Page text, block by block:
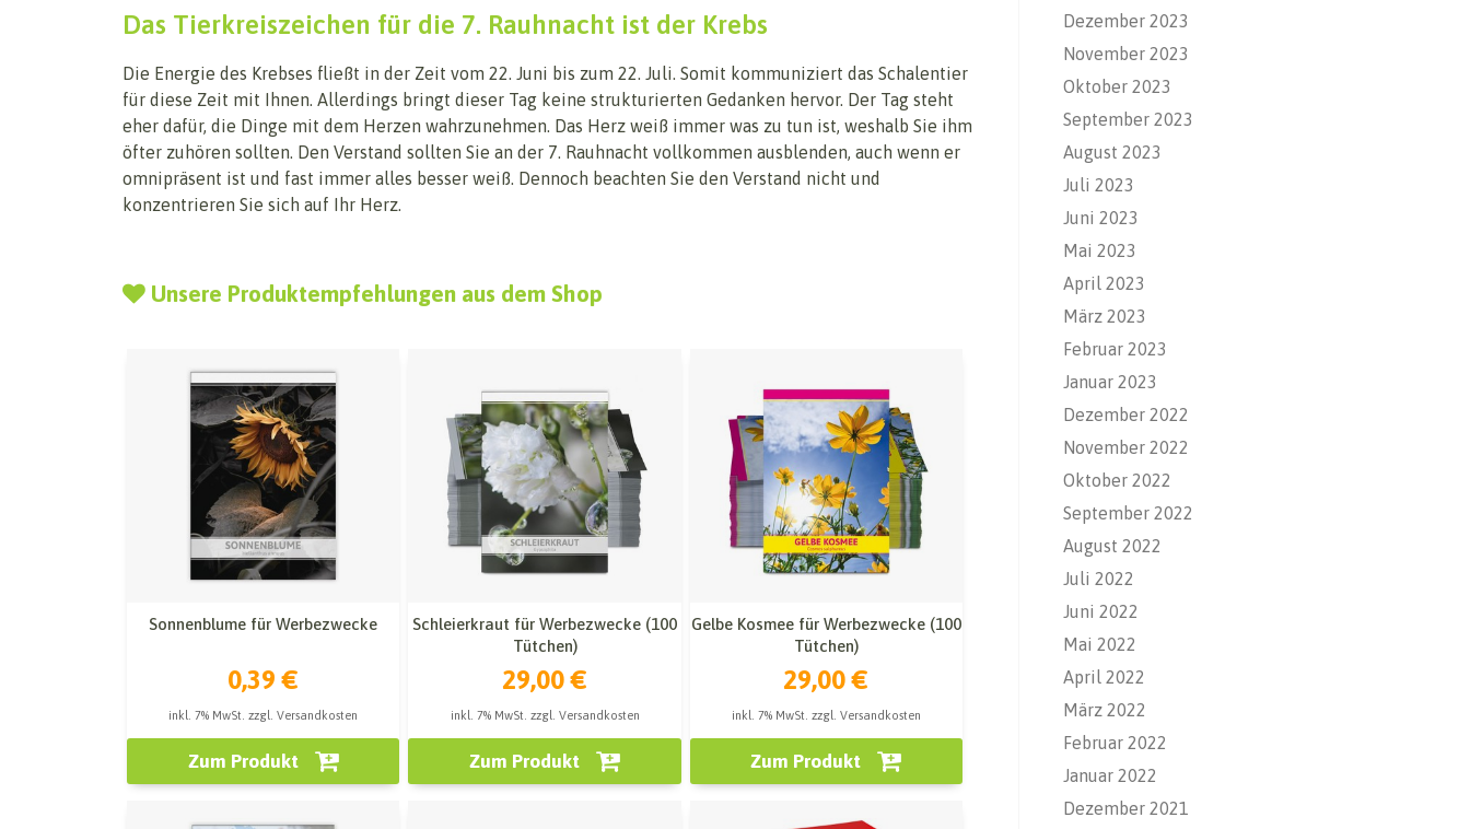
Das Tierkreiszeichen für die 7. Rauhnacht ist der Krebs
Die Energie des Krebses fließt in der Zeit vom 22. Juni bis zum 22. Juli. Somit kommuniziert das Schalentier
für diese Zeit mit Ihnen. Allerdings bringt dieser Tag keine strukturierten Gedanken hervor. Der Tag steht
eher dafür, die Dinge mit dem Herzen wahrzunehmen. Das Herz weiß immer was zu tun ist, weshalb Sie ihm
öfter zuhören sollten. Den Verstand sollten Sie an der 7. Rauhnacht vollkommen ausblenden, auch wenn er
omnipräsent ist und fast immer alles besser weiß. Dennoch beachten Sie den Verstand nicht und
konzentrieren Sie sich auf Ihr Herz.
Unsere Produktempfehlungen aus dem Shop
Sonnenblume für Werbezwecke
0,39 €
inkl. 7% MwSt. zzgl. Versandkosten
Zum Produkt
Schleierkraut für Werbezwecke (100
Tütchen)
29,00 €
inkl. 7% MwSt. zzgl. Versandkosten
Zum Produkt
Gelbe Kosmee für Werbezwecke (100
Tütchen)
29,00 €
inkl. 7% MwSt. zzgl. Versandkosten
Zum Produkt
Dezember 2023
November 2023
Oktober 2023
September 2023
August 2023
Juli 2023
Juni 2023
Mai 2023
April 2023
März 2023
Februar 2023
Januar 2023
Dezember 2022
November 2022
Oktober 2022
September 2022
August 2022
Juli 2022
Juni 2022
Mai 2022
April 2022
März 2022
Februar 2022
Januar 2022
Dezember 2021